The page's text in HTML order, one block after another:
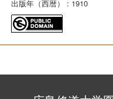
出版年（西暦）
: 1910